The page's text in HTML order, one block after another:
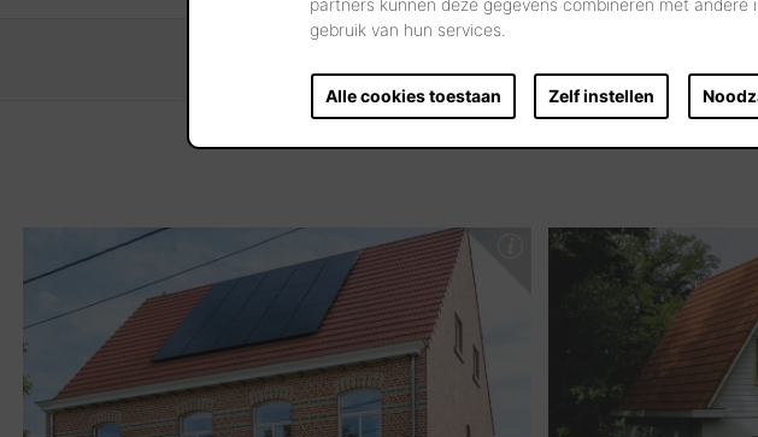
partners kunnen deze gegevens combineren met
gebruik van hun services.
Alle cookies toestaan Zelf instellen